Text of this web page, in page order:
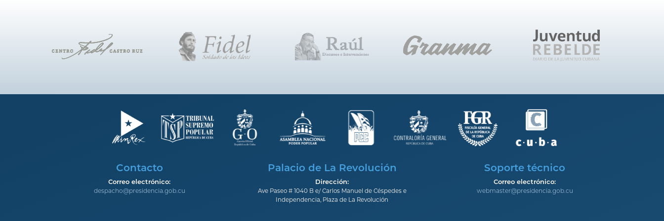
Contacto
Correo electrónico:
despacho@presidencia.gob.cu
Palacio de La Revolución
Dirección:
Ave Paseo # 1040 B e/ Carlos Manuel de Céspedes e
Independencia, Plaza de La Revolución
Soporte técnico
Correo electrónico:
webmaster@presidencia.gob.cu